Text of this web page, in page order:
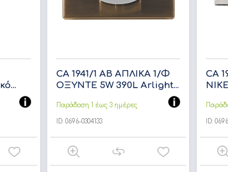
CA 1941/1 AB ΑΠΛΙΚΑ 1/Φ
ΟΞΥΝΤΕ 5W 390L Arlight...
Παράδοση 1 έως 3 ημέρες
ID: 0696-0304133
CA
ID: